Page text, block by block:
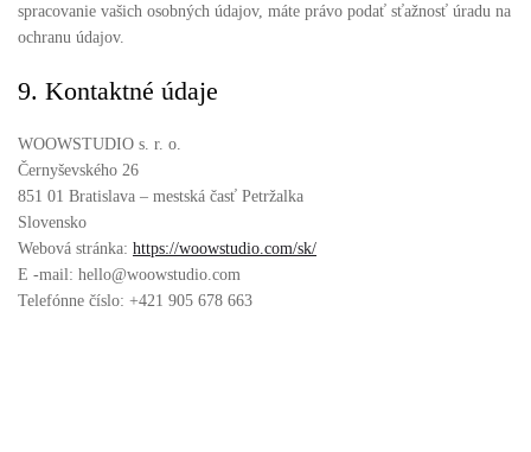
spracovanie vašich osobných údajov, máte právo podať sťažnosť úradu na
ochranu údajov.
9. Kontaktné údaje
WOOWSTUDIO s. r. o.
Černyševského 26
851 01 Bratislava – mestská časť Petržalka
Slovensko
Webová stránka: https://woowstudio.com/sk/
E -mail: hello@woowstudio.com
Telefónne číslo: +421 905 678 663